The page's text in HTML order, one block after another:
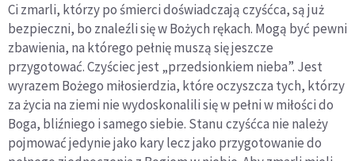
Ci zmarli, którzy po śmierci doświadczają czyśćca, są już
bezpieczni, bo znaleźli się w Bożych rękach. Mogą być pewni
zbawienia, na którego pełnię muszą się jeszcze
przygotować. Czyściec jest „przedsionkiem nieba”. Jest
wyrazem Bożego miłosierdzia, które oczyszcza tych, którzy
za życia na ziemi nie wydoskonalili się w pełni w miłości do
Boga, bliźniego i samego siebie. Stanu czyśćca nie należy
pojmować jedynie jako kary lecz jako przygotowanie do